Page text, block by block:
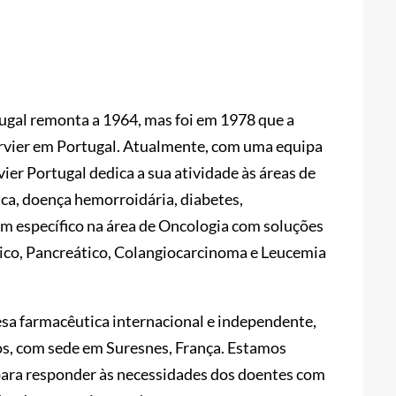
remonta a 1964, mas foi em 1978 que a
em Portugal. Atualmente, com uma equipa
Portugal dedica a sua atividade às áreas de
doença hemorroidária, diabetes,
específico na área de Oncologia com soluções
Pancreático, Colangiocarcinoma e Leucemia
farmacêutica internacional e independente,
sede em Suresnes, França. Estamos
responder às necessidades dos doentes com